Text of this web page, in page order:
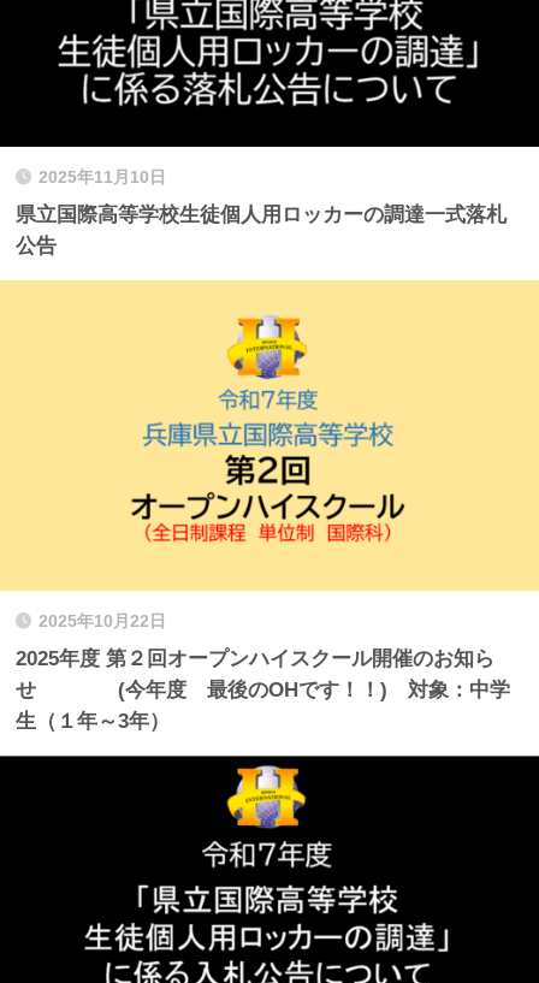
2025年11月10日
県立国際高等学校生徒個人用ロッカーの調達一式落札
公告
2025年10月22日
2025年度 第２回オープンハイスクール開催のお知ら
せ (今年度 最後のOHです！！) 対象：中学
生（１年～3年）